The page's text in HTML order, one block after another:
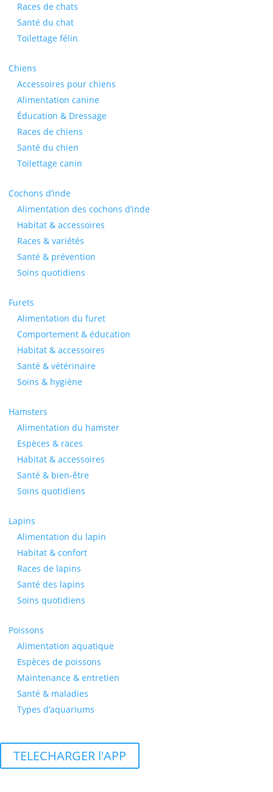
Races de chats
Santé du chat
Toilettage félin
Chiens
Accessoires pour chiens
Alimentation canine
Éducation & Dressage
Races de chiens
Santé du chien
Toilettage canin
Cochons d’inde
Alimentation des cochons d’inde
Habitat & accessoires
Races & variétés
Santé & prévention
Soins quotidiens
Furets
Alimentation du furet
Comportement & éducation
Habitat & accessoires
Santé & vétérinaire
Soins & hygiène
Hamsters
Alimentation du hamster
Espèces & races
Habitat & accessoires
Santé & bien-être
Soins quotidiens
Lapins
Alimentation du lapin
Habitat & confort
Races de lapins
Santé des lapins
Soins quotidiens
Poissons
Alimentation aquatique
Espèces de poissons
Maintenance & entretien
Santé & maladies
Types d’aquariums
TELECHARGER l'APP